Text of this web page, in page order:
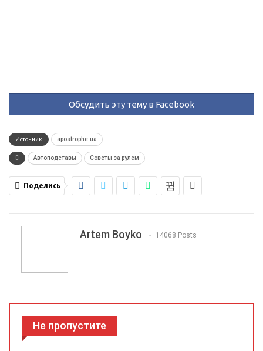
Обсудить эту тему в Facebook
Источник apostrophe.ua
Автоподставы Советы за рулем
Поделись
Artem Boyko 14068 Posts
Не пропустите